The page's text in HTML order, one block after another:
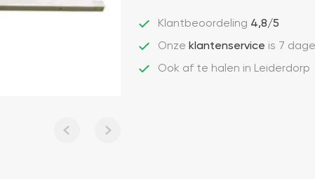
Klantbeoordeling 4,8/5
Onze klantenservice is 7
Ook af te halen in Leiderdorp